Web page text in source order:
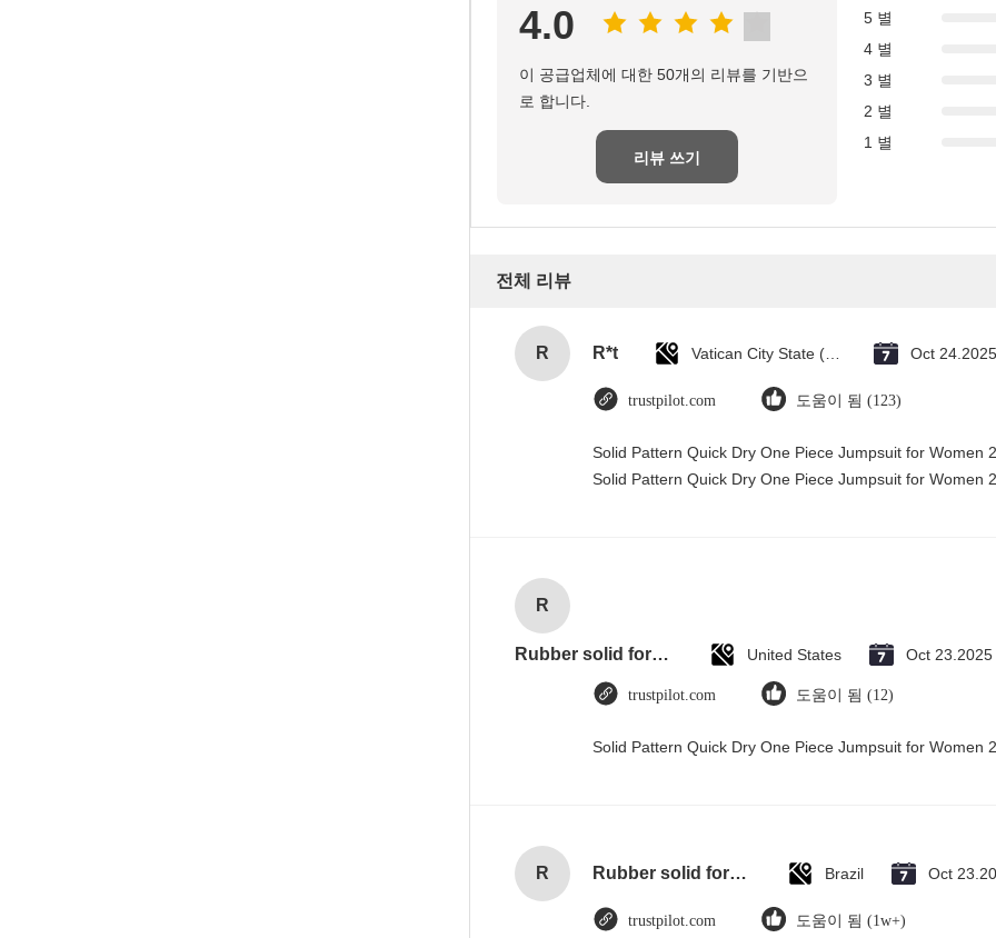
4.0
이 공급업체에 대한 50개의 리뷰를 기반으
로 합니다.
리뷰 쓰기
5 별
4 별
3 별
2 별
1 별
전체 리뷰
R R*t Oct 24.2025
trustpilot.com 도움이 됨 (123)
Solid Pattern Quick Dry One Piece Jumpsuit for Women
Solid Pattern Quick Dry One Piece Jumpsuit for Women
R
Rubber solid forklift tires For material handling forklift United States Oct 23.2025
trustpilot.com 도움이 됨 (12)
Solid Pattern Quick Dry One Piece Jumpsuit for Women
R Rubber solid forklift tires For material handling forklift Brazil Oct
trustpilot.com 도움이 됨 (1w+)